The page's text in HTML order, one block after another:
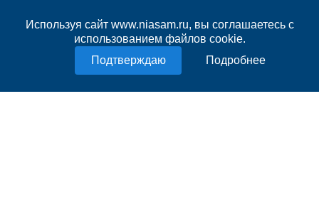
Используя сайт www.niasam.ru, вы соглашаетесь с
использованием файлов cookie.
Подробнее
Карта сайта
Нашли ошибку?
Политика конфиденциальности
Согласие на обработку персональных данных